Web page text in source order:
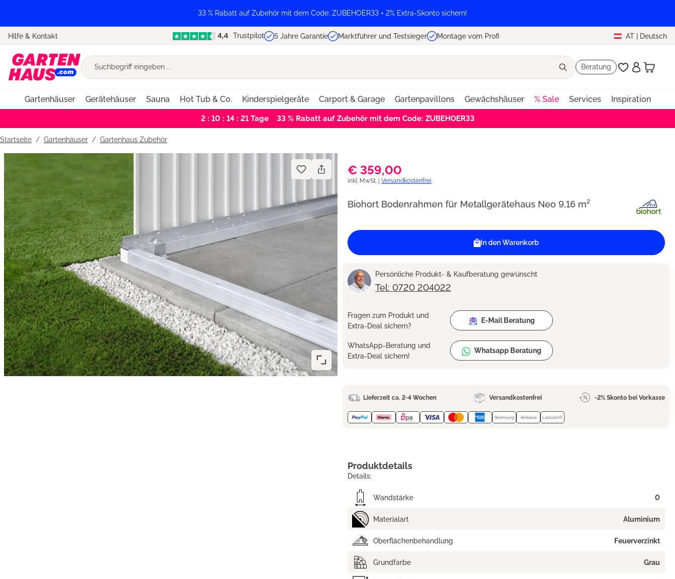
33 % Rabatt auf Zubehör mit dem Code: ZUBEHOER33 + 2% Extra-Skonto sichern!
Hilfe & Kontakt Trustpilot 5 Jahre Garantie Marktführer und Testsieger Montage vom Profi AT | Deutsch
Beratung
Gartenhäuser Gerätehäuser Sauna Hot Tub & Co. Kinderspielgeräte Carport & Garage Gartenpavillons Gewächshäuser % Sale Services Inspiration
2 : 10 : 14 : 21Tage 33 % Rabatt auf Zubehör mit dem Code: ZUBEHOER33
Startseite Gartenhäuser / Gartenhaus Zubehör
€ 359,00
inkl. MwSt. | Versandkostenfrei
Biohort Bodenrahmen für Metallgerätehaus Neo 9,16 m²
In den Warenkorb
Persönliche Produkt- & Kaufberatung gewünscht
Tel: 0720 204022
Fragen zum Produkt und
Extra-Deal sichern?
E-Mail Beratung
WhatsApp-Beratung und
Extra-Deal sichern!
Whatsapp Beratung
Lieferzeit ca. 2-4 Wochen Versandkostenfrei -2% Skonto bei Vorkasse
Rechnung Vorkasse Lastschrift
Produktdetails
Details:
Wandstärke 0
Materialart Aluminium
Oberflächenbehandlung Feuerverzinkt
Grundfarbe Grau